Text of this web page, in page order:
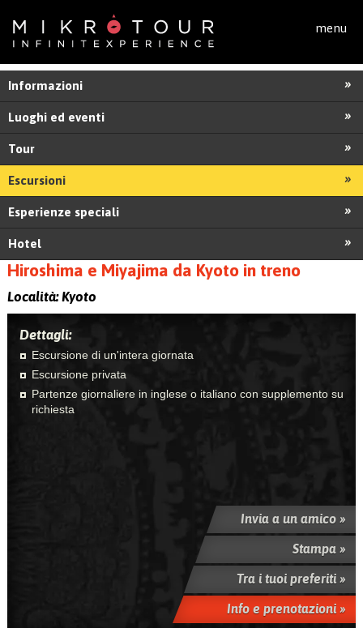
menu
Informazioni
Luoghi ed eventi
Tour
Escursioni
Esperienze speciali
Hotel
Hiroshima e Miyajima da Kyoto in treno
Località:Kyoto
Dettagli:
Escursione di un'intera giornata
Escursione privata
Partenze giornaliere in inglese o italiano con supplemento su
richiesta
Invia a un amico »
Stampa »
Tra i tuoi preferiti »
Info e prenotazioni »